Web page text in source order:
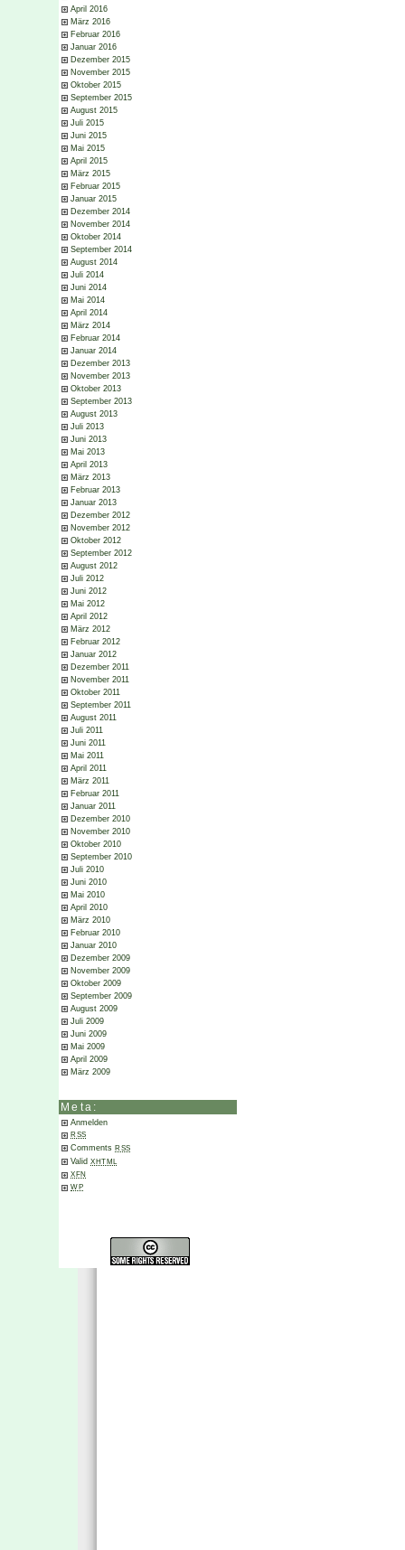
April 2016
März 2016
Februar 2016
Januar 2016
Dezember 2015
November 2015
Oktober 2015
September 2015
August 2015
Juli 2015
Juni 2015
Mai 2015
April 2015
März 2015
Februar 2015
Januar 2015
Dezember 2014
November 2014
Oktober 2014
September 2014
August 2014
Juli 2014
Juni 2014
Mai 2014
April 2014
März 2014
Februar 2014
Januar 2014
Dezember 2013
November 2013
Oktober 2013
September 2013
August 2013
Juli 2013
Juni 2013
Mai 2013
April 2013
März 2013
Februar 2013
Januar 2013
Dezember 2012
November 2012
Oktober 2012
September 2012
August 2012
Juli 2012
Juni 2012
Mai 2012
April 2012
März 2012
Februar 2012
Januar 2012
Dezember 2011
November 2011
Oktober 2011
September 2011
August 2011
Juli 2011
Juni 2011
Mai 2011
April 2011
März 2011
Februar 2011
Januar 2011
Dezember 2010
November 2010
Oktober 2010
September 2010
Juli 2010
Juni 2010
Mai 2010
April 2010
März 2010
Februar 2010
Januar 2010
Dezember 2009
November 2009
Oktober 2009
September 2009
August 2009
Juli 2009
Juni 2009
Mai 2009
April 2009
März 2009
Meta:
Anmelden
RSS
Comments RSS
Valid XHTML
XFN
WP